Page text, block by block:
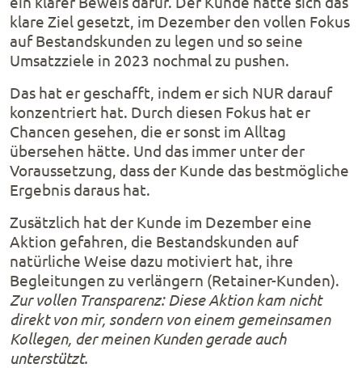
klare Ziel gesetzt, im Dezember den vollen Fokus
auf Bestandskunden zu legen und so seine
Umsatzziele in 2023 nochmal zu pushen.
Das hat er geschafft, indem er sich NUR darauf
konzentriert hat. Durch diesen Fokus hat er
Chancen gesehen, die er sonst im Alltag
übersehen hätte. Und das immer unter der
Voraussetzung, dass der Kunde das bestmögliche
Ergebnis daraus hat.
Zusätzlich hat der Kunde im Dezember eine
Aktion gefahren, die Bestandskunden auf
natürliche Weise dazu motiviert hat, ihre
Begleitungen zu verlängern (Retainer-Kunden).
Zur vollen Transparenz: Diese Aktion kam nicht
direkt von mir, sondern von einem gemeinsamen
Kollegen, der meinen Kunden gerade auch
unterstützt.